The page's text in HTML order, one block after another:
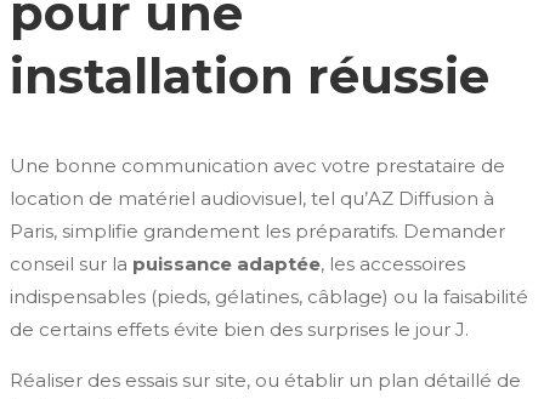
pour une
installation réussie
Une bonne communication avec votre prestataire de
location de matériel audiovisuel, tel qu’AZ Diffusion à
Paris, simplifie grandement les préparatifs. Demander
conseil sur la puissance adaptée, les accessoires
indispensables (pieds, gélatines, câblage) ou la faisabilité
de certains effets évite bien des surprises le jour J.
Réaliser des essais sur site, ou établir un plan détaillé de